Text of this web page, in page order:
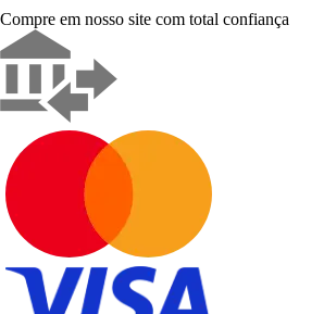
Compre em nosso site com total confiança